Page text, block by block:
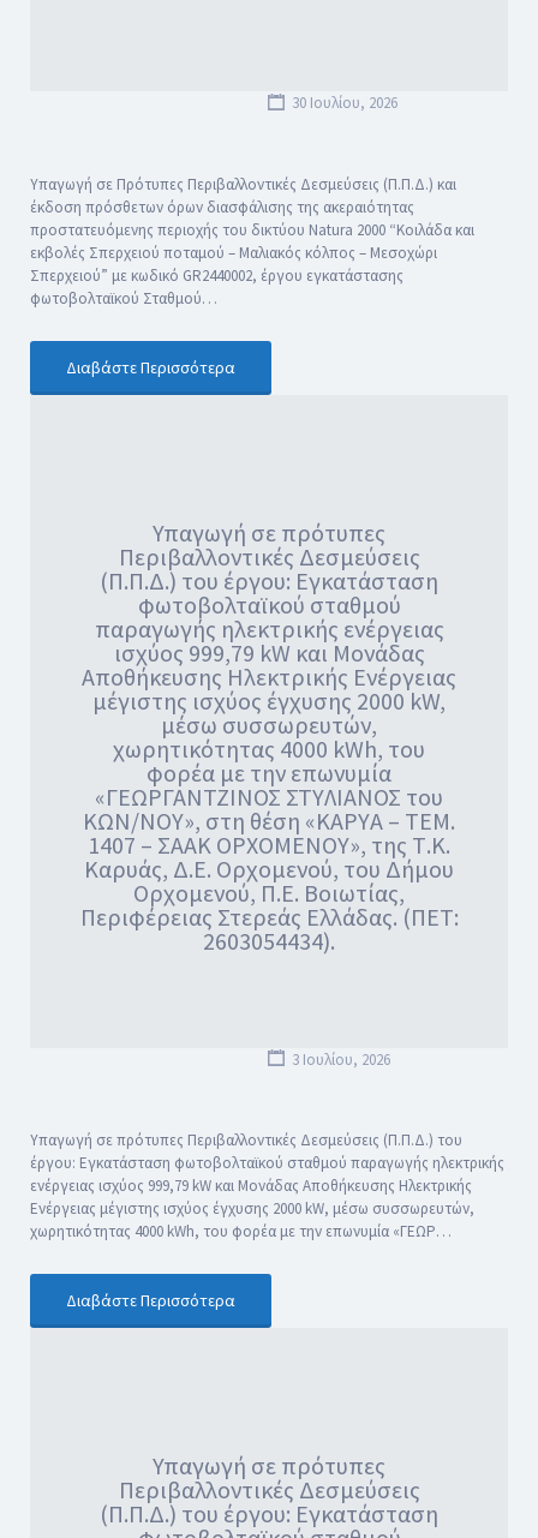
30 Ιουλίου, 2026
Υπαγωγή σε Πρότυπες Περιβαλλοντικές Δεσμεύσεις (Π.Π.Δ.) και
έκδοση πρόσθετων όρων διασφάλισης της ακεραιότητας
προστατευόμενης περιοχής του δικτύου Natura 2000 “Κοιλάδα και
εκβολές Σπερχειού ποταμού – Μαλιακός κόλπος – Μεσοχώρι
Σπερχειού” με κωδικό GR2440002, έργου εγκατάστασης
φωτοβολταϊκού Σταθμού…
Διαβάστε Περισσότερα
Υπαγωγή σε πρότυπες
Περιβαλλοντικές Δεσμεύσεις
(Π.Π.Δ.) του έργου: Εγκατάσταση
φωτοβολταϊκού σταθμού
παραγωγής ηλεκτρικής ενέργειας
ισχύος 999,79 kW και Μονάδας
Αποθήκευσης Ηλεκτρικής Ενέργειας
μέγιστης ισχύος έγχυσης 2000 kW,
μέσω συσσωρευτών,
χωρητικότητας 4000 kWh, του
φορέα με την επωνυμία
«ΓΕΩΡΓΑΝΤΖΙΝΟΣ ΣΤΥΛΙΑΝΟΣ του
ΚΩΝ/ΝΟΥ», στη θέση «ΚΑΡΥΑ – ΤΕΜ.
1407 – ΣΑΑΚ ΟΡΧΟΜΕΝΟΥ», της Τ.Κ.
Καρυάς, Δ.Ε. Ορχομενού, του Δήμου
Ορχομενού, Π.Ε. Βοιωτίας,
Περιφέρειας Στερεάς Ελλάδας. (ΠΕΤ:
2603054434).
3 Ιουλίου, 2026
Υπαγωγή σε πρότυπες Περιβαλλοντικές Δεσμεύσεις (Π.Π.Δ.) του
έργου: Εγκατάσταση φωτοβολταϊκού σταθμού παραγωγής ηλεκτρικής
ενέργειας ισχύος 999,79 kW και Μονάδας Αποθήκευσης Ηλεκτρικής
Ενέργειας μέγιστης ισχύος έγχυσης 2000 kW, μέσω συσσωρευτών,
χωρητικότητας 4000 kWh, του φορέα με την επωνυμία «ΓΕΩΡ…
Διαβάστε Περισσότερα
Υπαγωγή σε πρότυπες
Περιβαλλοντικές Δεσμεύσεις
(Π.Π.Δ.) του έργου: Εγκατάσταση